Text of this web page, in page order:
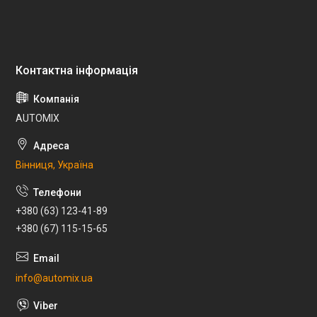
AUTOMIX
Вінниця, Україна
+380 (63) 123-41-89
+380 (67) 115-15-65
info@automix.ua